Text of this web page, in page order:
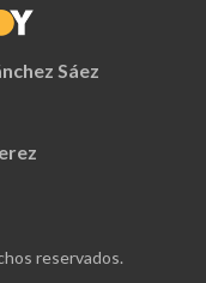
Sáez
reservados.